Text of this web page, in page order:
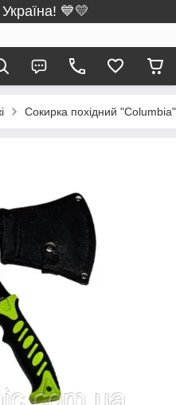
💙💛
Сокирка похідний "Columbia"